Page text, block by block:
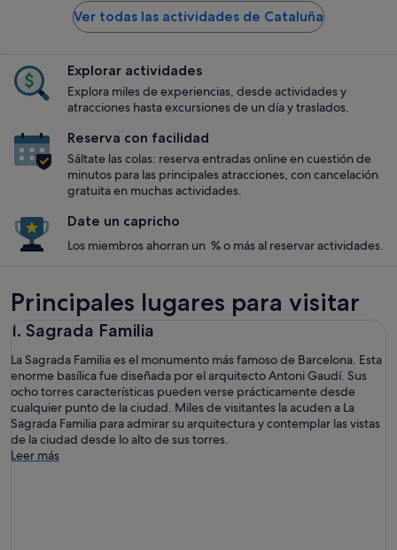
Ver todas las actividades de Cataluña
Explorar actividades
Explora miles de experiencias, desde actividades y
atracciones hasta excursiones de un día y traslados.
Reserva con facilidad
Sáltate las colas: reserva entradas online en cuestión de
minutos para las principales atracciones, con cancelación
gratuita en muchas actividades.
Date un capricho
Los miembros ahorran un % o más al reservar actividades.
Principales lugares para visitar
1. Sagrada Familia
La Sagrada Familia es el monumento más famoso de Barcelona. Esta
enorme basílica fue diseñada por el arquitecto Antoni Gaudí. Sus
ocho torres características pueden verse prácticamente desde
cualquier punto de la ciudad. Miles de visitantes la acuden a La
Sagrada Familia para admirar su arquitectura y contemplar las vistas
de la ciudad desde lo alto de sus torres.
Leer más